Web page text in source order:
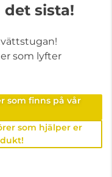
det sista!
som lyfter
som finns på vår
som hjälper er